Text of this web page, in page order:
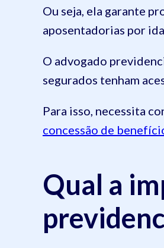
Ou seja, ela garante
aposentadorias por
O advogado
segurados tenham
Para isso, necessita
concessão de
Qual a